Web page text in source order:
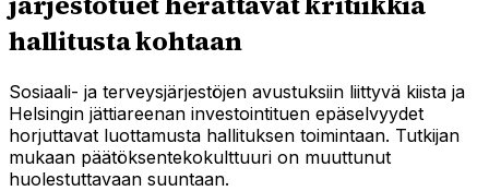
hallitusta kohtaan
Sosiaali- ja terveysjärjestöjen avustuksiin liittyvä kiista ja
Helsingin jättiareenan investointituen epäselvyydet
horjuttavat luottamusta hallituksen toimintaan. Tutkijan
mukaan päätöksentekokulttuuri on muuttunut
huolestuttavaan suuntaan.